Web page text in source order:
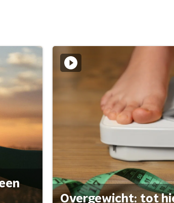
Overgewicht: tot